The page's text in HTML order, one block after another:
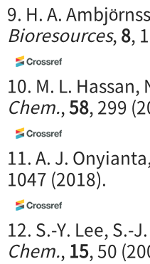
9. H. A.
Bioresources,8,
10. M. L.
Chem.,58, 299
11. A. J.
1047 (2018).
12. S.-Y. Lee, S.-
Chem., 15, 50